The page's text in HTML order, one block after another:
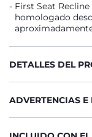
First Seat
homologado
DETALLES DEL
ADVERTENCIAS E